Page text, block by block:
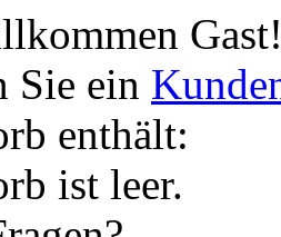
Sie ein
enthält:
ist leer.